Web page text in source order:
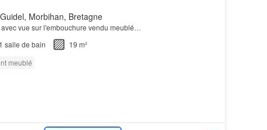
Morbihan, Bretagne
vue sur l'embouchure vendu meublé…
1 salle de bain
19 m²
meublé